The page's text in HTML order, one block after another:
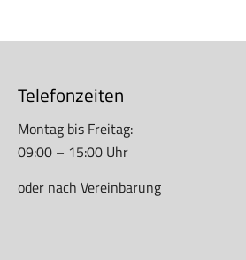
Telefonzeiten
Montag bis Freitag:
09:00 – 15:00 Uhr
oder nach Vereinbarung